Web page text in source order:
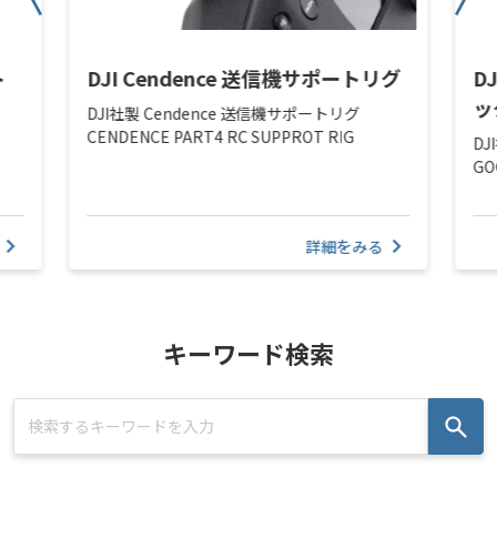
DJI Cendence 送信機サポートリグ
DJI社製 Cendence 送信機サポートリグ
CENDENCE PART4 RC SUPPROT RIG
詳細をみる
キーワード検索